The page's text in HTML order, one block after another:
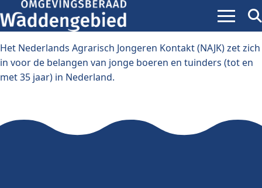
Menu
Het Nederlands Agrarisch Jongeren Kontakt (NAJK) zet zich
in voor de belangen van jonge boeren en tuinders (tot en
met 35 jaar) in Nederland.